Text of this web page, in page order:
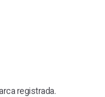
registrada.